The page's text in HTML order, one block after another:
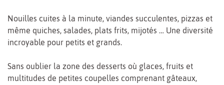
Nouilles cuites à la minute, viandes succulentes, pizzas et
même quiches, salades, plats frits, mijotés … Une diversité
incroyable pour petits et grands.
Sans oublier la zone des desserts où glaces, fruits et
multitudes de petites coupelles comprenant gâteaux,